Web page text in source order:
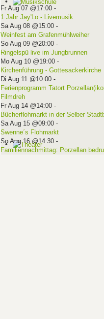
Fr Aug 07 @17:00-
1 Jahr Jay'Lo - Livemusik
Sa Aug 08 @15:00-
Weinfest am Grafenmühlweiher
So Aug 09 @20:00-
Ringelspü live im Jungbrunnen
Mo Aug 10 @19:00-
Kirchenführung - Gottesackerkirche
Di Aug 11 @10:00-
Ferienprogramm Tatort
Filmdreh
Fr Aug 14 @14:00-
Bücherflohmarkt in der Selber
Sa Aug 15 @09:00-
Swenne´s Flohmarkt
So Aug 16 @14:30-
Familiennachmittag: Porzellan